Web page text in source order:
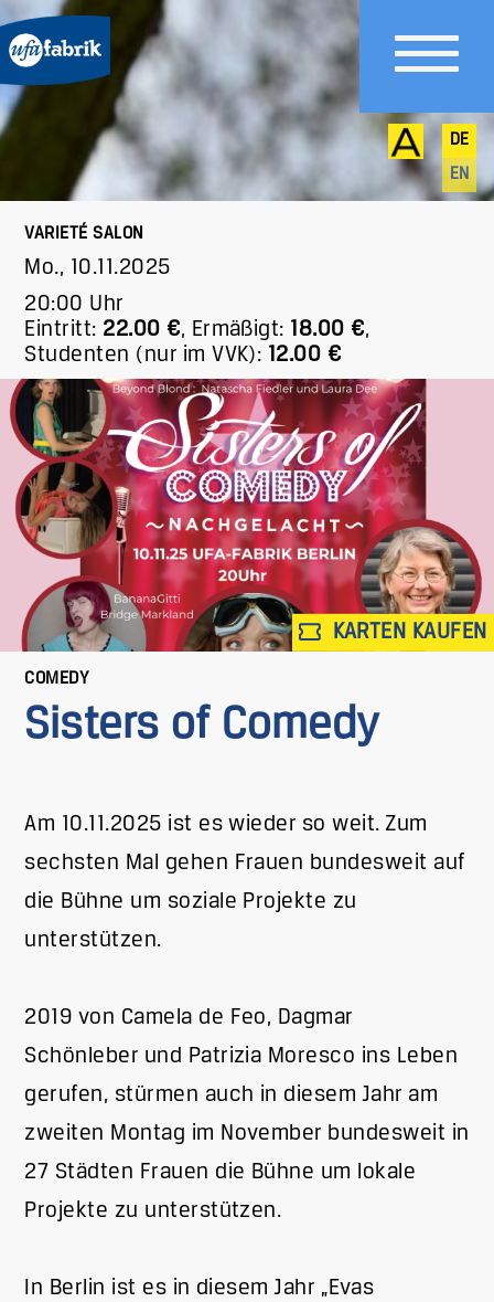
DE
EN
VARIETÉ SALON
Mo., 10.11.2025
20:00 Uhr
Eintritt: 22.00 €, Ermäßigt: 18.00 €,
Studenten (nur im VVK): 12.00 €
KARTEN KAUFEN
COMEDY
Sisters of Comedy
Am 10.11.2025 ist es wieder so weit. Zum
sechsten Mal gehen Frauen bundesweit auf
die Bühne um soziale Projekte zu
unterstützen.
2019 von Camela de Feo, Dagmar
Schönleber und Patrizia Moresco ins Leben
gerufen, stürmen auch in diesem Jahr am
zweiten Montag im November bundesweit in
27 Städten Frauen die Bühne um lokale
Projekte zu unterstützen.
In Berlin ist es in diesem Jahr „Evas